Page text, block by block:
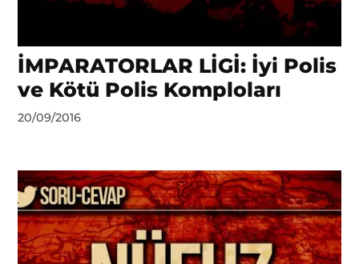
İMPARATORLAR LİGİ: İyi Polis
ve Kötü Polis Komploları
by
20/09/2016